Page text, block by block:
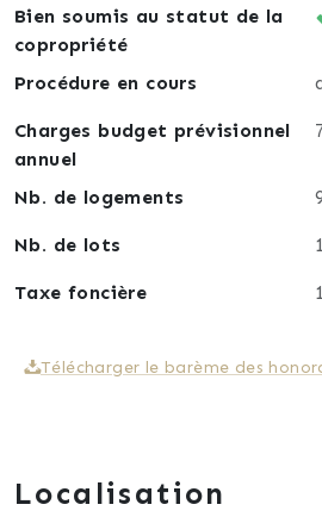
Bien soumis au statut de la
copropriété
Procédure en cours
Charges budget prévisionnel
annuel
Nb. de logements
Nb. de lots
Taxe foncière
Télécharger le barème des
Localisation